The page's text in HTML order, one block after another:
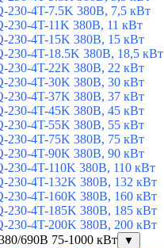
230-4T-7.5K 380В, 7,5 кВт
230-4T-11K 380В, 11 кВт
230-4T-15K 380В, 15 кВт
230-4T-18.5K 380В, 18,5 кВт
230-4T-22K 380В, 22 кВт
230-4T-30K 380В, 30 кВт
230-4T-37K 380В, 37 кВт
230-4T-45K 380В, 45 кВт
230-4T-55K 380В, 55 кВт
230-4T-75K 380В, 75 кВт
230-4T-90K 380В, 90 кВт
230-4T-110K 380В, 110 кВт
230-4T-132K 380В, 132 кВт
230-4T-160K 380В, 160 кВт
230-4T-185K 380В, 185 кВт
230-4T-200K 380В, 200 кВт
690В 75-1000 кВт
▼